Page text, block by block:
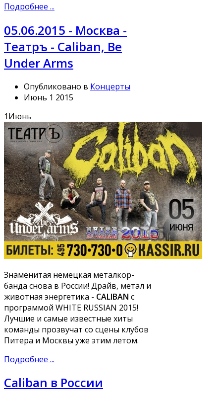
Подробнее ...
05.06.2015 - Москва -
Театръ - Caliban, Be
Under Arms
Опубликовано в Концерты
Июнь 1 2015
1Июнь
Знаменитая немецкая металкор-
банда снова в России! Драйв, метал и
животная энергетика - CALIBAN с
программой WHITE RUSSIAN 2015!
Лучшие и самые известные хиты
команды прозвучат со сцены клубов
Питера и Москвы уже этим летом.
Подробнее ...
Caliban в России